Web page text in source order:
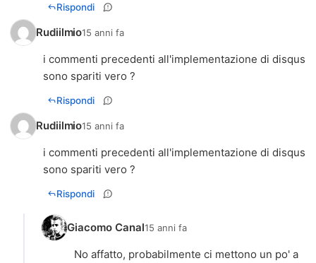
Rispondi
Rudiilmio15 anni fa
i commenti precedenti all'implementazione di disqus
Rispondi
Rudiilmio15 anni fa
i commenti precedenti all'implementazione di disqus
Rispondi
Giacomo Canal15 anni fa
No affatto, probabilmente ci mettono un po' a